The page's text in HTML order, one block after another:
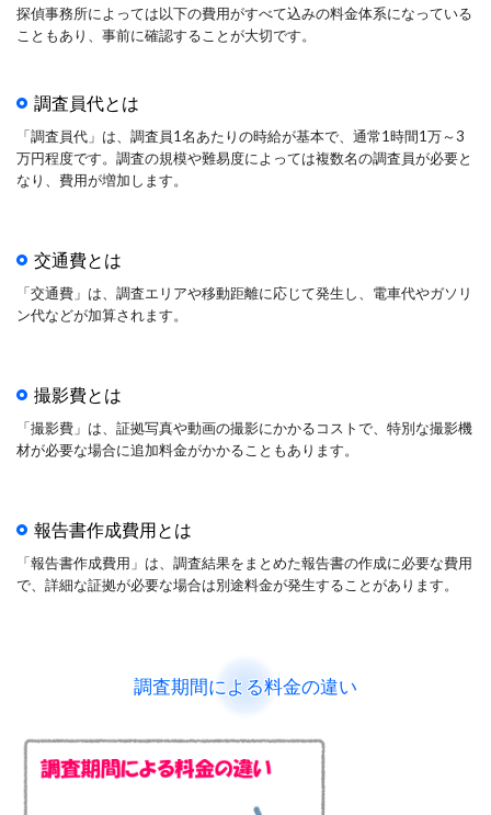
探偵事務所によっては以下の費用がすべて込みの料金体系になっている
こともあり、事前に確認することが大切です。
調査員代とは
「調査員代」は、調査員1名あたりの時給が基本で、通常1時間1万～3
万円程度です。調査の規模や難易度によっては複数名の調査員が必要と
なり、費用が増加します。
交通費とは
「交通費」は、調査エリアや移動距離に応じて発生し、電車代やガソリ
ン代などが加算されます。
撮影費とは
「撮影費」は、証拠写真や動画の撮影にかかるコストで、特別な撮影機
材が必要な場合に追加料金がかかることもあります。
報告書作成費用とは
「報告書作成費用」は、調査結果をまとめた報告書の作成に必要な費用
で、詳細な証拠が必要な場合は別途料金が発生することがあります。
調査期間による料金の違い